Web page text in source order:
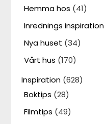
Hemma hos (41)
Inrednings inspiration
Nya huset (34)
Vårt hus (170)
Inspiration (628)
Boktips (28)
Filmtips (49)